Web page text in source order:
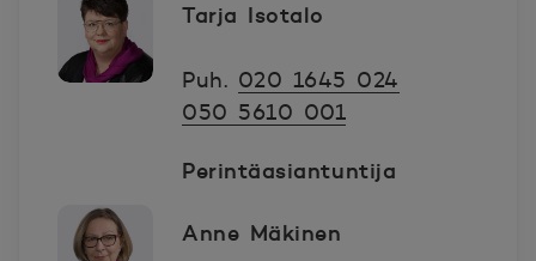
Tarja Isotalo
Puh. 020 1645 024
050 5610 001
Perintäasiantuntija
Anne Mäkinen